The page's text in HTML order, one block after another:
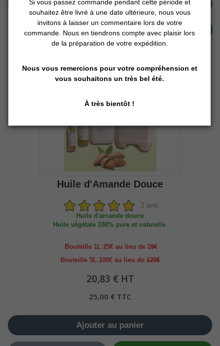
Ajouter au panier
Détails En Stock
Huile d'Amande Douce
2 avis
Huile d'amande douce
Huile végétale 100% pure et naturelle
Bouteille 1L 25€ au lieu de 29€
Bouteille 5L 100€ au lieu de120€
20,83 € HT
25,00 € TTC
Ajouter au panier
Si vous passez commande pendant cette période et
souhaitez être livré à une date ultérieure, nous vous
invitons à laisser un commentaire lors de votre
commande. Nous en tiendrons compte avec plaisir lors
de la préparation de votre expédition.
Nous vous remercions pour votre compréhension et
vous souhaitons un très bel été.
À très bientôt !